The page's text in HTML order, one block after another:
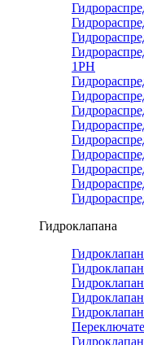
1РН
Гидроклапана